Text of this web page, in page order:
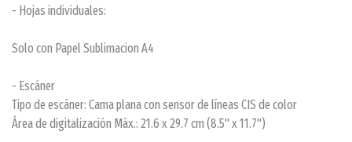
- Hojas individuales:
Solo con Papel Sublimacion A4
- Escáner
Tipo de escáner: Cama plana con sensor de líneas CIS de color
Área de digitalización Máx.: 21.6 x 29.7 cm (8.5" x 11.7")